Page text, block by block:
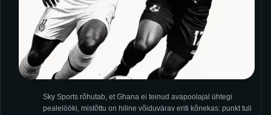
Sky Sports rõhutab, et Ghana ei teinud avapoolajal ühtegi
pealelööki, mistõttu on hiline võiduvärav eriti kõnekas: punkt tuli